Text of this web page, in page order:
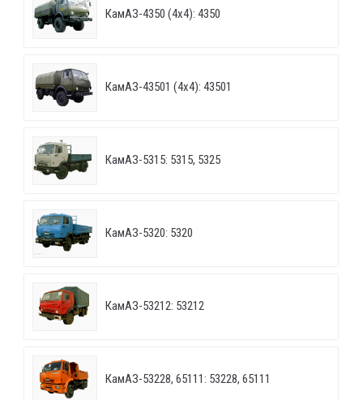
КамАЗ-4350 (4х4): 4350
КамАЗ-43501 (4х4): 43501
КамАЗ-5315: 5315, 5325
КамАЗ-5320: 5320
КамАЗ-53212: 53212
КамАЗ-53228, 65111: 53228, 65111